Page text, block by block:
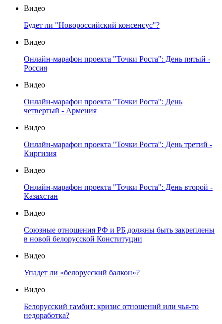
Видео
Будет ли "Новороссийский консенсус"?
Видео
Онлайн-марафон проекта "Точки Роста": День пятый -
Россия
Видео
Онлайн-марафон проекта "Точки Роста": День
четвертый - Армения
Видео
Онлайн-марафон проекта "Точки Роста": День третий -
Киргизия
Видео
Онлайн-марафон проекта "Точки Роста": День второй -
Казахстан
Видео
Союзные отношения РФ и РБ должны быть закреплены
в новой белорусской Конституции
Видео
Упадет ли «белорусский балкон»?
Видео
Белорусский гамбит: кризис отношений или чья-то
недоработка?